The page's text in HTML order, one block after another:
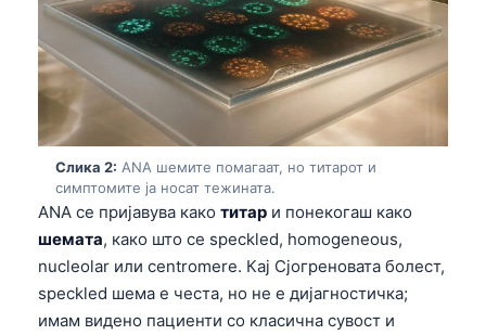
Слика 2: ANA шемите помагаат, но титарот и
симптомите ја носат тежината.
ANA се пријавува како титар и понекогаш како
шемата, како што се speckled, homogeneous,
nucleolar или centromere. Кај Сјогреновата болест,
speckled шема е честа, но не е дијагностичка;
имам видено пациенти со класична сувост и